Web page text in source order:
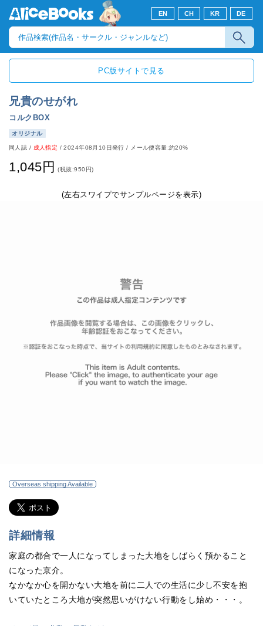
EN CH KR DE
PC版サイトで見る
兄貴のせがれ
コルクBOX
オリジナル
同人誌 / 成人指定 /2024年08月10日発行 / メール便容量:約20%
1,045円 (税抜:950円)
(左右スワイプでサンプルページを表示)
Overseas shipping Available
詳細情報
家庭の都合で一人になってしまった大地をしばらく預かること
になった京介。
なかなか心を開かない大地を前に二人での生活に少し不安を抱
いていたところ大地が突然思いがけない行動をし始め・・・。